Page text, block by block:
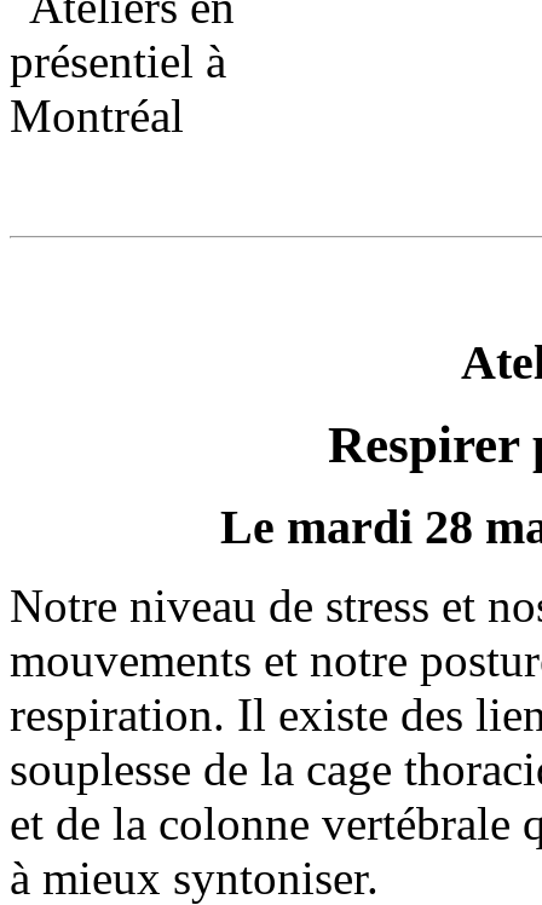
Respirer
Le mardi 28
Notre niveau de stress et
mouvements et notre
respiration. Il existe des
souplesse de la cage
et de la colonne vertébrale
à mieux syntoniser.